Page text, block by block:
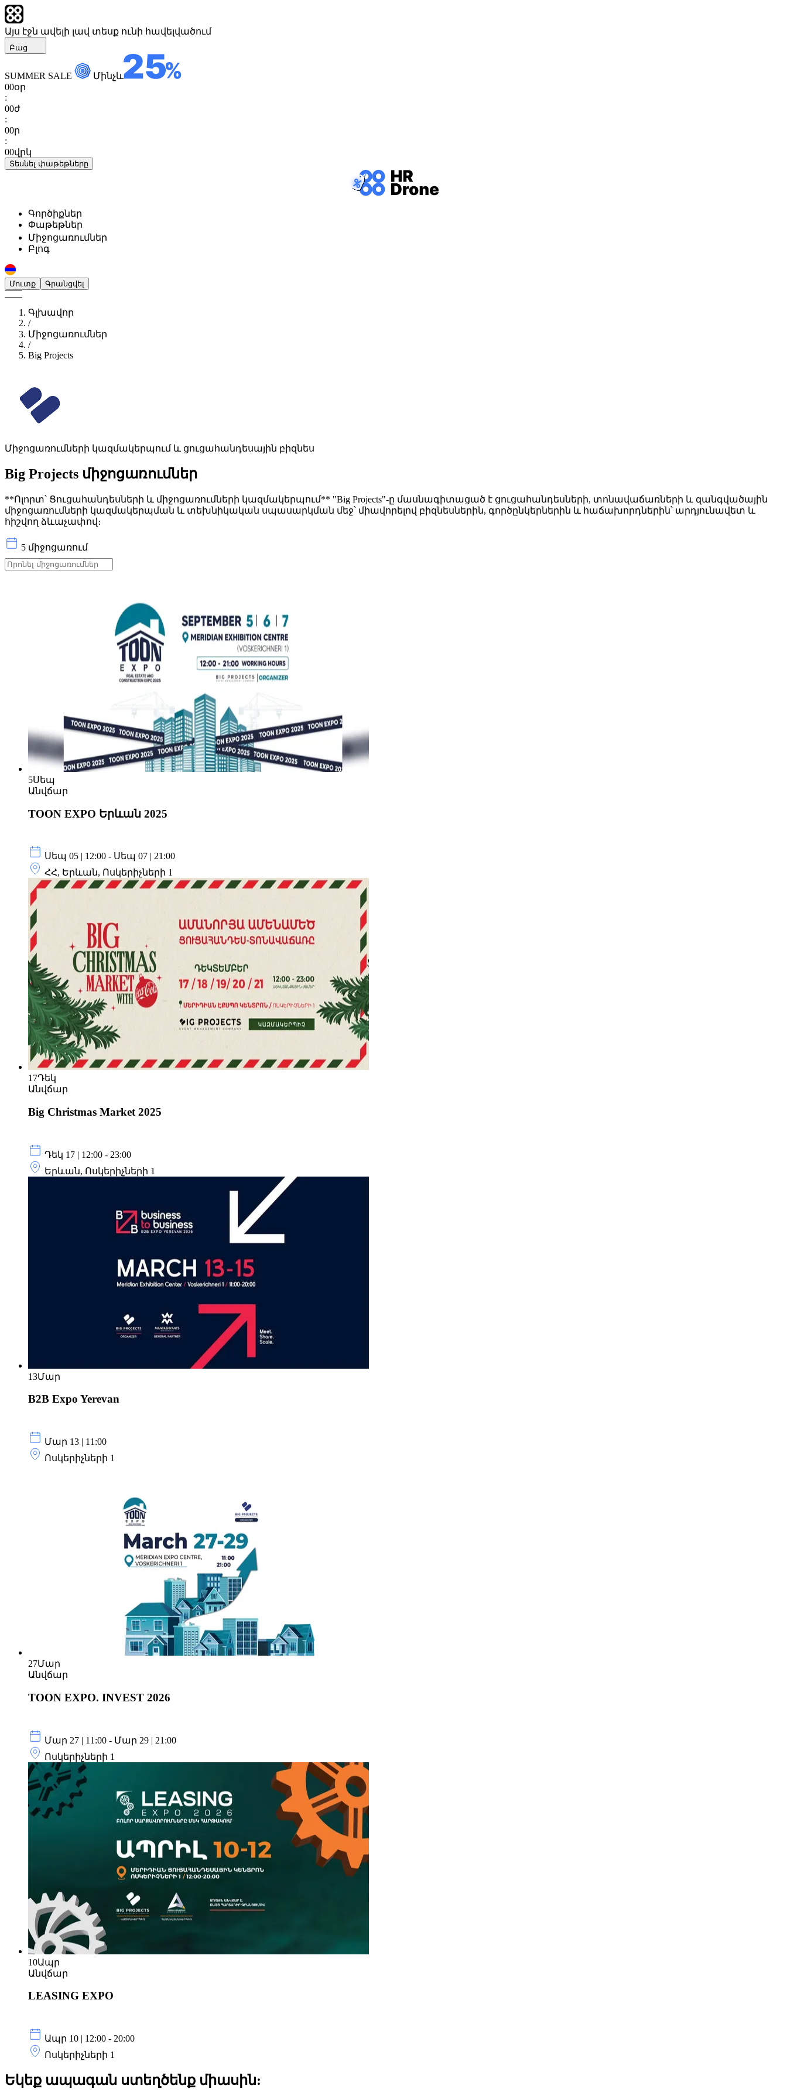
Այս էջն ավելի լավ տեսք ունի հավելվածում
Բաց
SUMMER SALE
Մինչև
00օր
:
00ժ
:
00ր
:
00վրկ
Տեսնել փաթեթները
Գործիքներ
Փաթեթներ
Միջոցառումներ
Բլոգ
Մուտք Գրանցվել
Գլխավոր
/
Միջոցառումներ
/
Big Projects
Միջոցառումների կազմակերպում և ցուցահանդեսային բիզնես
Big Projects միջոցառումներ
**Ոլորտ՝ Ցուցահանդեսների և միջոցառումների կազմակերպում** "Big Projects"-ը մասնագիտացած է ցուցահանդեսների, տոնավաճառների և զանգվածային
միջոցառումների կազմակերպման և տեխնիկական սպասարկման մեջ՝ միավորելով բիզնեսներին, գործընկերներին և հաճախորդներին՝ արդյունավետ և
հիշվող ձևաչափով։
5 միջոցառում
5Սեպ
Անվճար
TOON EXPO Երևան 2025
Սեպ 05 | 12:00 - Սեպ 07 | 21:00
ՀՀ, Երևան, Ոսկերիչների 1
17Դեկ
Անվճար
Big Christmas Market 2025
Դեկ 17 | 12:00 - 23:00
Երևան, Ոսկերիչների 1
13Մար
B2B Expo Yerevan
Մար 13 | 11:00
Ոսկերիչների 1
27Մար
Անվճար
TOON EXPO. INVEST 2026
Մար 27 | 11:00 - Մար 29 | 21:00
Ոսկերիչների 1
10Ապր
Անվճար
LEASING EXPO
Ապր 10 | 12:00 - 20:00
Ոսկերիչների 1
Եկեք ապագան ստեղծենք միասին: